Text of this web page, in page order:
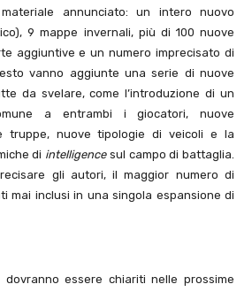
annunciato: un intero nuovo
9 mappe invernali, più di 100 nuove
aggiuntive e un numero imprecisato di
vanno aggiunte una serie di nuove
da svelare, come l’introduzione di un
a entrambi i giocatori, nuove
truppe, nuove tipologie di veicoli e la
di intelligence sul campo di battaglia.
gli autori, il maggior numero di
mai inclusi in una singola espansione di
essere chiariti nelle prossime